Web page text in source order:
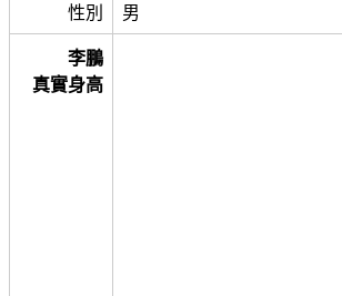
性別 男
李鵬
真實身高